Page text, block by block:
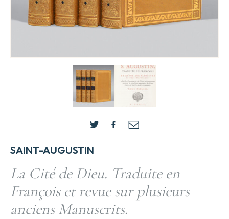
SAINT-AUGUSTIN
La Cité de Dieu. Traduite en
François et revue sur plusieurs
anciens Manuscrits.